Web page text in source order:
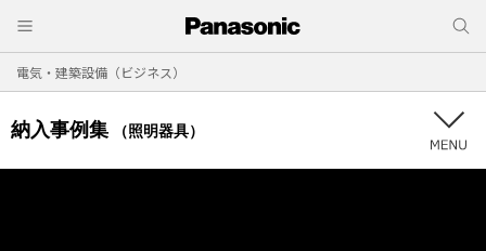
電気・建築設備（ビジネス）
納入事例集 （照明器具）